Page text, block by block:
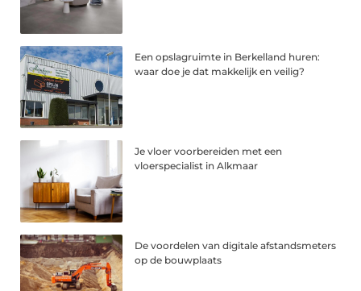
Een opslagruimte in Berkelland huren:
waar doe je dat makkelijk en veilig?
Je vloer voorbereiden met een
vloerspecialist in Alkmaar
De voordelen van digitale afstandsmeters
op de bouwplaats